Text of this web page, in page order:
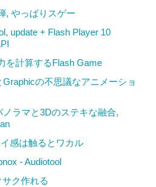
, やっぱりスゲー
update + Flash Player 10
を計算するFlash Game
Graphicの不思議なアニメーショ
ノラマと3Dのステキな融合,
感は触るとワカル
- Audiotool
ク作れる